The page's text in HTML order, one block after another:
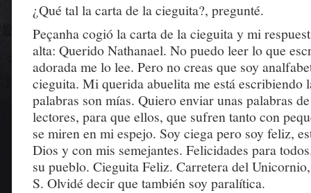
¿Qué tal la carta de la cieguita?, pregunté.
Peçanha cogió la carta de la cieguita y mi
alta: Querido Nathanael. No puedo leer lo que
adorada me lo lee. Pero no creas que soy
cieguita. Mi querida abuelita me está escribiendo
palabras son mías. Quiero enviar unas palabras
lectores, para que ellos, que sufren tanto con
se miren en mi espejo. Soy ciega pero soy feliz,
Dios y con mis semejantes. Felicidades para
su pueblo. Cieguita Feliz. Carretera del
S. Olvidé decir que también soy paralítica.